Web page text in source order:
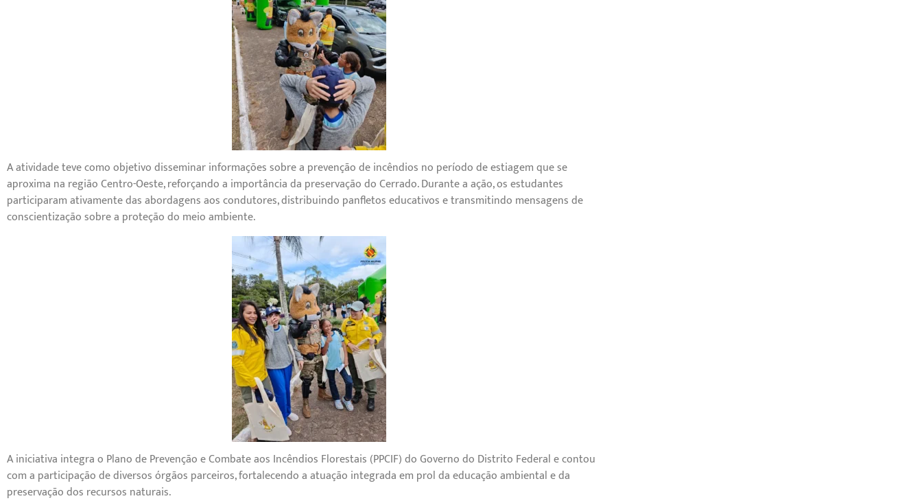
A atividade teve como objetivo disseminar informações sobre a prevenção de incêndios no período de estiagem que se
aproxima na região Centro-Oeste, reforçando a importância da preservação do Cerrado. Durante a ação, os estudantes
participaram ativamente das abordagens aos condutores, distribuindo panfletos educativos e transmitindo mensagens de
conscientização sobre a proteção do meio ambiente.
A iniciativa integra o Plano de Prevenção e Combate aos Incêndios Florestais (PPCIF) do Governo do Distrito Federal e contou
com a participação de diversos órgãos parceiros, fortalecendo a atuação integrada em prol da educação ambiental e da
preservação dos recursos naturais.